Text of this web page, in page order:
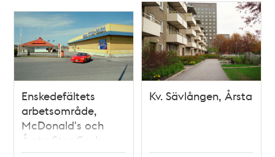
Enskedefältets
arbetsområde,
McDonald's och
Årsta Stor-Cash
Kv. Sävlången, Årsta